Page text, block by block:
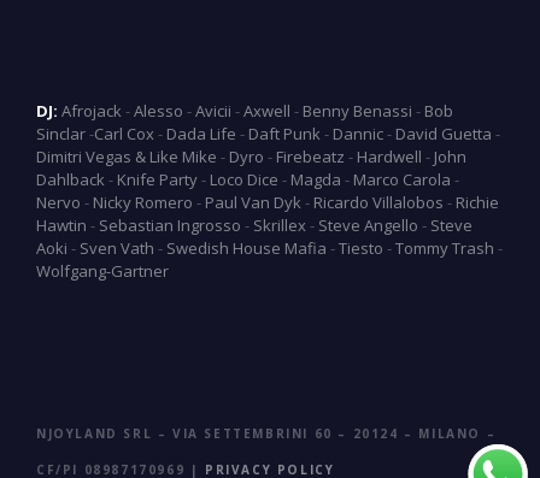
DJ: Afrojack -Alesso -Avicii -Axwell - Benny Benassi - Bob
Sinclar-Carl Cox - Dada Life - Daft Punk - Dannic- David Guetta -
Dimitri Vegas & Like Mike - Dyro - Firebeatz - Hardwell - John
Dahlback - Knife Party- Loco Dice - Magda - Marco Carola -
Nervo - Nicky Romero - Paul Van Dyk - Ricardo Villalobos - Richie
Hawtin - Sebastian Ingrosso - Skrillex - Steve Angello - Steve
Aoki - Sven Vath - Swedish House Mafia -Tiesto -Tommy Trash -
Wolfgang-Gartner
NJOYLAND SRL – VIA SETTEMBRINI 60 – 20124 – MILANO –
CF/PI 08987170969 | PRIVACY POLICY